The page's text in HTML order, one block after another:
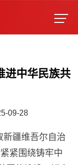
进中华民族共
09-28
新疆维吾尔自治
紧围绕铸牢中